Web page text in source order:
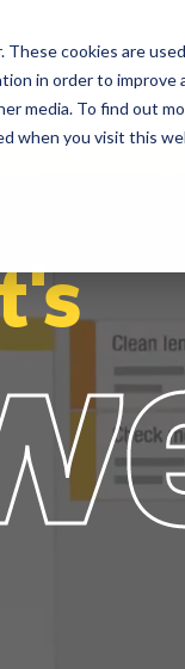
cookies are
in order to
media. To find out
when you visit this
Références